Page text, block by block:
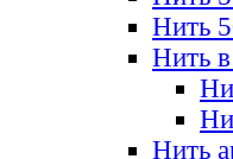
Нить
Нить
Нить